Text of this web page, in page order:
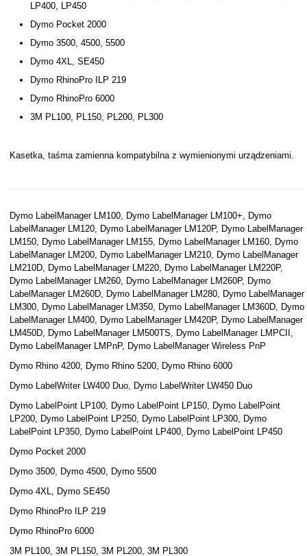
LP400, LP450
Dymo Pocket 2000
Dymo 3500, 4500, 5500
Dymo 4XL, SE450
Dymo RhinoPro ILP 219
Dymo RhinoPro 6000
3M PL100, PL150, PL200, PL300
Kasetka, taśma zamienna kompatybilna z wymienionymi urządzeniami.
Dymo LabelManager LM100, Dymo LabelManager LM100+, Dymo
LabelManager LM120, Dymo LabelManager LM120P, Dymo LabelManager
LM150, Dymo LabelManager LM155, Dymo LabelManager LM160, Dymo
LabelManager LM200, Dymo LabelManager LM210, Dymo LabelManager
LM210D, Dymo LabelManager LM220, Dymo LabelManager LM220P,
Dymo LabelManager LM260, Dymo LabelManager LM260P, Dymo
LabelManager LM260D, Dymo LabelManager LM280, Dymo LabelManager
LM300, Dymo LabelManager LM350, Dymo LabelManager LM360D, Dymo
LabelManager LM400, Dymo LabelManager LM420P, Dymo LabelManager
LM450D, Dymo LabelManager LM500TS, Dymo LabelManager LMPCII,
Dymo LabelManager LMPnP, Dymo LabelManager Wireless PnP
Dymo Rhino 4200, Dymo Rhino 5200, Dymo Rhino 6000
Dymo LabelWriter LW400 Duo, Dymo LabelWriter LW450 Duo
Dymo LabelPoint LP100, Dymo LabelPoint LP150, Dymo LabelPoint
LP200, Dymo LabelPoint LP250, Dymo LabelPoint LP300, Dymo
LabelPoint LP350, Dymo LabelPoint LP400, Dymo LabelPoint LP450
Dymo Pocket 2000
Dymo 3500, Dymo 4500, Dymo 5500
Dymo 4XL, Dymo SE450
Dymo RhinoPro ILP 219
Dymo RhinoPro 6000
3M PL100, 3M PL150, 3M PL200, 3M PL300